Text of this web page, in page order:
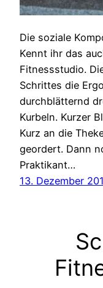
Die soziale
Kennt ihr das
Fitnessstudio.
Schrittes die
durchblätternd
Kurbeln. Kurzer
Kurz an die
geordert. Dann
Praktikant…
13. Dezember